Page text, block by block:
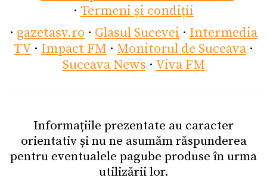
· Termeni și condiții
· gazetasv.ro · Glasul Sucevei · Intermedia
TV · Impact FM · Monitorul de Suceava ·
Suceava News · Viva FM
Informațiile prezentate au caracter
orientativ și nu ne asumăm răspunderea
pentru eventualele pagube produse în urma
utilizării lor.